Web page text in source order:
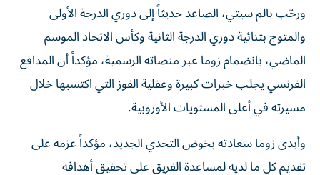
ورحّب بالم سيتي، الصاعد حديثاً إلى دوري الدرجة الأولى
والمتوج بثنائية دوري الدرجة الثانية وكأس الاتحاد الموسم
الماضي، بانضمام زوما عبر منصاته الرسمية، مؤكداً أن المدافع
الفرنسي يجلب خبرات كبيرة وعقلية الفوز التي اكتسبها خلال
مسيرته في أعلى المستويات الأوروبية.
وأبدى زوما سعادته بخوض التحدي الجديد، مؤكداً عزمه على
تقديم كل ما لديه لمساعدة الفريق على تحقيق أهدافه